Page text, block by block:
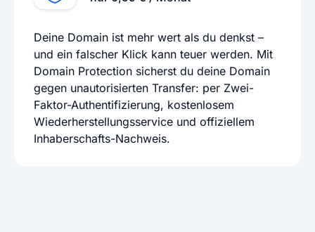
Deine Domain ist mehr wert als du denkst –
und ein falscher Klick kann teuer werden. Mit
Domain Protection sicherst du deine Domain
gegen unautorisierten Transfer: per Zwei-
Faktor-Authentifizierung, kostenlosem
Wiederherstellungsservice und offiziellem
Inhaberschafts-Nachweis.